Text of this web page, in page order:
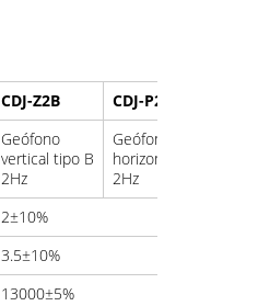
CDJ-Z2B CDJ-P2B
Geófono
vertical tipo B
2Hz
Geófono
horizontal B
2Hz
2±10%
3.5±10%
13000±5%